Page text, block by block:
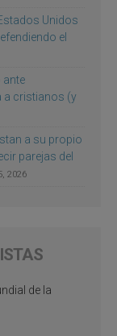
Unidos
el
ante
a cristianos (y
a su propio
parejas del
2026
de la